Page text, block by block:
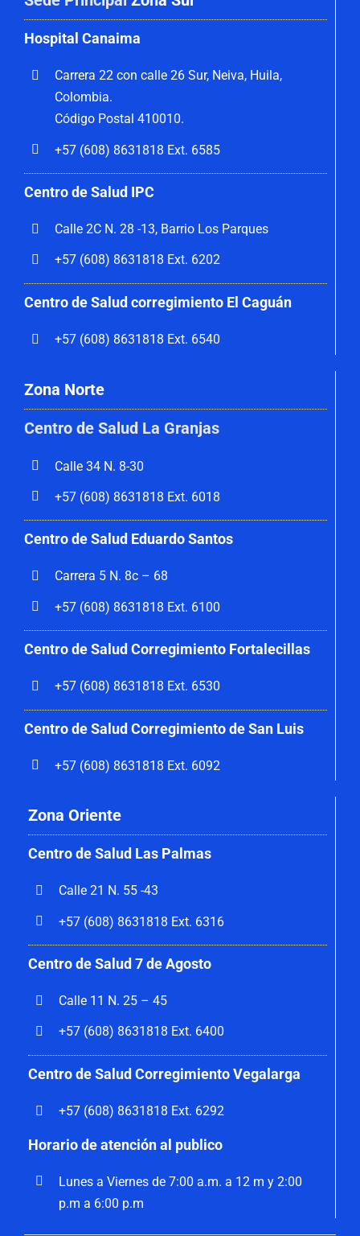
Hospital Canaima
Carrera 22 con calle 26 Sur, Neiva, Huila,
Colombia.
Código Postal 410010.
+57 (608) 8631818 Ext. 6585
Centro de Salud IPC
Calle 2C N. 28 -13, Barrio Los Parques
+57 (608) 8631818 Ext. 6202
Centro de Salud corregimiento El Caguán
+57 (608) 8631818 Ext. 6540
Zona Norte
Centro de Salud La Granjas
Calle 34 N. 8-30
+57 (608) 8631818 Ext. 6018
Centro de Salud Eduardo Santos
Carrera 5 N. 8c – 68
+57 (608) 8631818 Ext. 6100
Centro de Salud Corregimiento Fortalecillas
+57 (608) 8631818 Ext. 6530
Centro de Salud Corregimiento de San Luis
+57 (608) 8631818 Ext. 6092
Zona Oriente
Centro de Salud Las Palmas
Calle 21 N. 55 -43
+57 (608) 8631818 Ext. 6316
Centro de Salud 7 de Agosto
Calle 11 N. 25 – 45
+57 (608) 8631818 Ext. 6400
Centro de Salud Corregimiento Vegalarga
+57 (608) 8631818 Ext. 6292
Horario de atención al publico
Lunes a Viernes de 7:00 a.m. a 12 m y 2:00
p.m a 6:00 p.m